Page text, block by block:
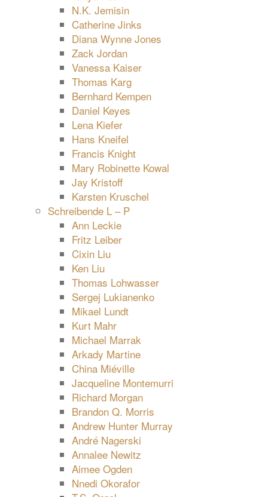
N.K. Jemisin
Catherine Jinks
Diana Wynne Jones
Zack Jordan
Vanessa Kaiser
Thomas Karg
Bernhard Kempen
Daniel Keyes
Lena Kiefer
Hans Kneifel
Francis Knight
Mary Robinette Kowal
Jay Kristoff
Karsten Kruschel
Schreibende L – P
Ann Leckie
Fritz Leiber
Cixin Liu
Ken Liu
Thomas Lohwasser
Sergej Lukianenko
Mikael Lundt
Kurt Mahr
Michael Marrak
Arkady Martine
China Miéville
Jacqueline Montemurri
Richard Morgan
Brandon Q. Morris
Andrew Hunter Murray
André Nagerski
Annalee Newitz
Aimee Ogden
Nnedi Okorafor